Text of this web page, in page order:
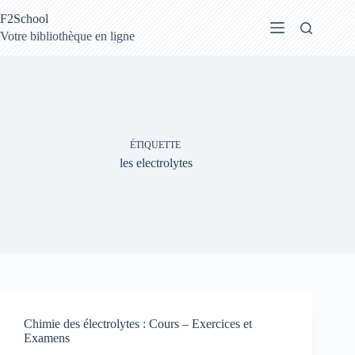
au
contenu
F2School
Votre bibliothèque en ligne
ÉTIQUETTE
les electrolytes
Chimie des électrolytes : Cours – Exercices et
Examens